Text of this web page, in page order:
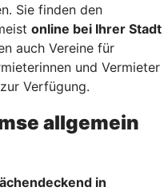
Sie finden den
online bei Ihrer Stadt
auch Vereine für
und Vermieter
Verfügung.
allgemein
in